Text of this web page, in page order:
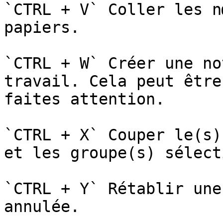
`CTRL + V` Coller les
papiers.
`CTRL + W` Créer une
travail. Cela peut
faites attention.
`CTRL + X` Couper
et les groupe(s)
`CTRL + Y` Rétablir
annulée.